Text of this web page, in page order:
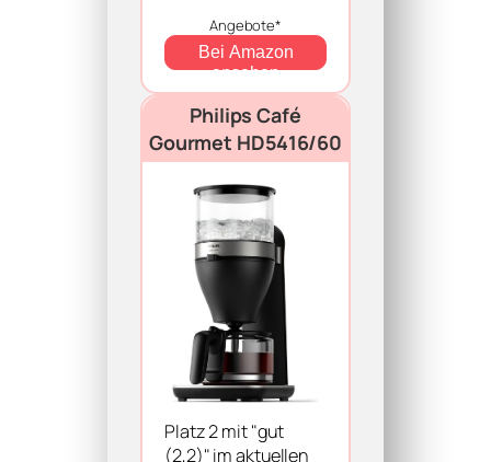
Angebote*
Bei Amazon
ansehen
Philips Café
Gourmet HD5416/60
Platz 2 mit "gut
(2,2)" im aktuellen